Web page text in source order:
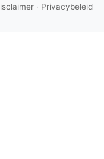
· Privacybeleid